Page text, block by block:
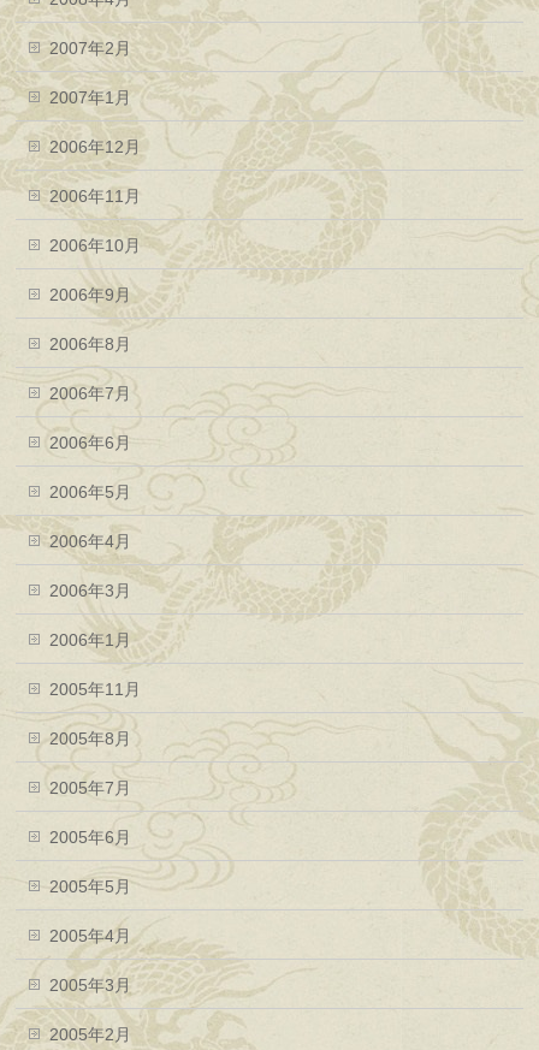
2007年2月
2007年1月
2006年12月
2006年11月
2006年10月
2006年9月
2006年8月
2006年7月
2006年6月
2006年5月
2006年4月
2006年3月
2006年1月
2005年11月
2005年8月
2005年7月
2005年6月
2005年5月
2005年4月
2005年3月
2005年2月